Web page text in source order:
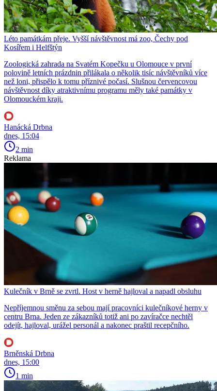
Léto památkám přeje. Vyšší návštěvnost má zoo, Čechy pod
Kosířem i Helfštýn
Zoologická zahrada na Svatém Kopečku u Olomouce v první
polovině letních prázdnin přilákala o několik tisíc návštěvníků více
než loni, přispělo k tomu příznivé počasí. Slušnou červencovou
návštěvnost díky atraktivnímu programu měly také památky v
Olomouckém kraji.
Hanácká Drbna
dnes, 15:04
2 min
Reklama
Kulečník v Brně se zvrtl. Host v herně hajloval a napadl obsluhu
Nepříjemnou směnu za sebou mají pracovníci kulečníkové herny v
centru Brna. Jeden ze zákazníků totiž ani po zavíračce nechtěl
odejít, hajloval, urážel personál a nakonec praštil recepčního.
Brněnská Drbna
dnes, 15:00
1 min